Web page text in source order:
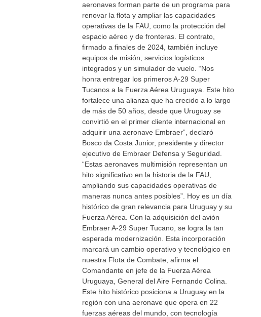
aeronaves forman parte de un programa para
renovar la flota y ampliar las capacidades
operativas de la FAU, como la protección del
espacio aéreo y de fronteras. El contrato,
firmado a finales de 2024, también incluye
equipos de misión, servicios logísticos
integrados y un simulador de vuelo. “Nos
honra entregar los primeros A-29 Super
Tucanos a la Fuerza Aérea Uruguaya. Este hito
fortalece una alianza que ha crecido a lo largo
de más de 50 años, desde que Uruguay se
convirtió en el primer cliente internacional en
adquirir una aeronave Embraer”, declaró
Bosco da Costa Junior, presidente y director
ejecutivo de Embraer Defensa y Seguridad.
“Estas aeronaves multimisión representan un
hito significativo en la historia de la FAU,
ampliando sus capacidades operativas de
maneras nunca antes posibles”. Hoy es un día
histórico de gran relevancia para Uruguay y su
Fuerza Aérea. Con la adquisición del avión
Embraer A-29 Super Tucano, se logra la tan
esperada modernización. Esta incorporación
marcará un cambio operativo y tecnológico en
nuestra Flota de Combate, afirma el
Comandante en jefe de la Fuerza Aérea
Uruguaya, General del Aire Fernando Colina.
Este hito histórico posiciona a Uruguay en la
región con una aeronave que opera en 22
fuerzas aéreas del mundo, con tecnología